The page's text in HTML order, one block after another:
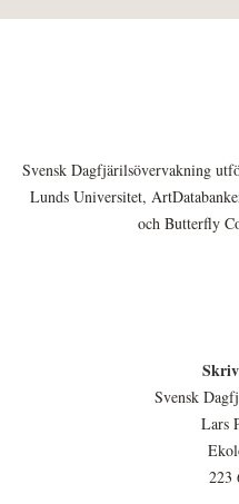
Svensk Dagfjärilsövervakning
Lunds Universitet,
och Butterfly
Svensk
Lars
223